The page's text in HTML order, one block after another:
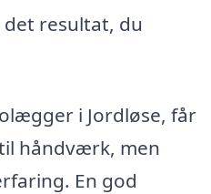
det resultat, du
i Jordløse, får
håndværk, men
En god